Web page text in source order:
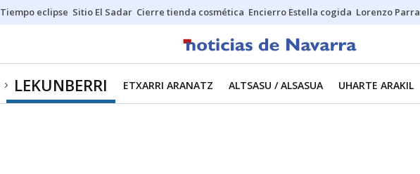
Tiempo eclipse Sitio El Sadar Cierre tienda cosmética Encierro Estella cogida Lorenzo Parra
LEKUNBERRI ETXARRI ARANATZ ALTSASU / ALSASUA UHARTE ARAKIL